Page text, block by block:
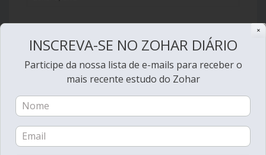
Agosto 2026
2
3 4 5 6 7
8
9
✕
INSCREVA-SE NO ZOHAR DIÁRIO
Participe da nossa lista de e-mails para receber o
mais recente estudo do Zohar